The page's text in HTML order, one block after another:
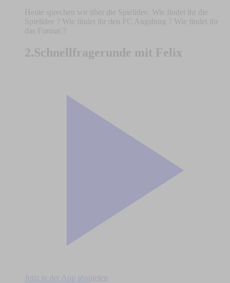
Heute sprechen wir über die Spielidee. Wie findet ihr die
Spielidee ? Wie findet ihr den FC Augsburg ? Wie findet ihr
das Format ?
2.Schnellfragerunde mit Felix
Jetzt in der App abspielen